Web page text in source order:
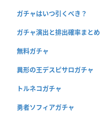
ガチャはいつ引くべき？
ガチャ演出と排出確率まとめ
無料ガチャ
異形の王デスピサロガチャ
トルネコガチャ
勇者ソフィアガチャ